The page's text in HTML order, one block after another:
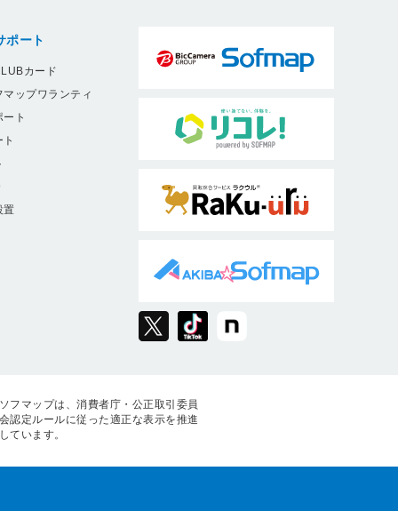
ポート
カード
ップワランティ
ト
置
ソフマップは、消費者庁・公正取引委員
会認定ルールに従った適正な表示を推進
しています。